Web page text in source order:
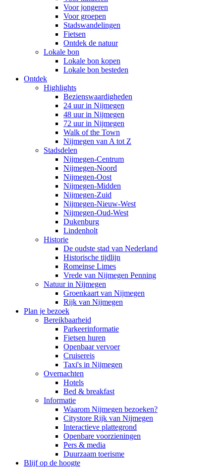
Voor jongeren
Voor groepen
Stadswandelingen
Fietsen
Ontdek de natuur
Lokale bon
Lokale bon kopen
Lokale bon besteden
Ontdek
Highlights
Bezienswaardigheden
24 uur in Nijmegen
48 uur in Nijmegen
72 uur in Nijmegen
Walk of the Town
Nijmegen van A tot Z
Stadsdelen
Nijmegen-Centrum
Nijmegen-Noord
Nijmegen-Oost
Nijmegen-Midden
Nijmegen-Zuid
Nijmegen-Nieuw-West
Nijmegen-Oud-West
Dukenburg
Lindenholt
Historie
De oudste stad van Nederland
Historische tijdlijn
Romeinse Limes
Vrede van Nijmegen Penning
Natuur in Nijmegen
Groenkaart van Nijmegen
Rijk van Nijmegen
Plan je bezoek
Bereikbaarheid
Parkeerinformatie
Fietsen huren
Openbaar vervoer
Cruisereis
Taxi's in Nijmegen
Overnachten
Hotels
Bed & breakfast
Informatie
Waarom Nijmegen bezoeken?
Citystore Rijk van Nijmegen
Interactieve plattegrond
Openbare voorzieningen
Pers & media
Duurzaam toerisme
Blijf op de hoogte